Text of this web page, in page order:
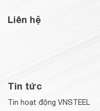
Liên hệ
Tin tức
Tin hoạt động VNSTEEL